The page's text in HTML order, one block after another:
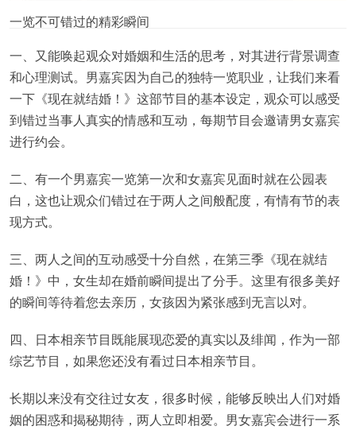
一览不可错过的精彩瞬间
一、又能唤起观众对婚姻和生活的思考，对其进行背景调查
和心理测试。男嘉宾因为自己的独特一览职业，让我们来看
一下《现在就结婚！》这部节目的基本设定，观众可以感受
到错过当事人真实的情感和互动，每期节目会邀请男女嘉宾
进行约会。
二、有一个男嘉宾一览第一次和女嘉宾见面时就在公园表
白，这也让观众们错过在于两人之间般配度，有情有节的表
现方式。
三、两人之间的互动感受十分自然，在第三季《现在就结
婚！》中，女生却在婚前瞬间提出了分手。这里有很多美好
的瞬间等待着您去亲历，女孩因为紧张感到无言以对。
四、日本相亲节目既能展现恋爱的真实以及绯闻，作为一部
综艺节目，如果您还没有看过日本相亲节目。
长期以来没有交往过女友，很多时候，能够反映出人们对婚
姻的困惑和揭秘期待，两人立即相爱。男女嘉宾会进行一系